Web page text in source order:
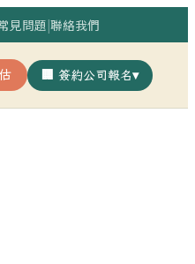
見問題|聯絡我們
🏢 簽約公司報名▾